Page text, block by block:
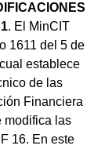
. El MinCIT
1611 del 5 de
establece
de las
Financiera
modifica las
16. En este